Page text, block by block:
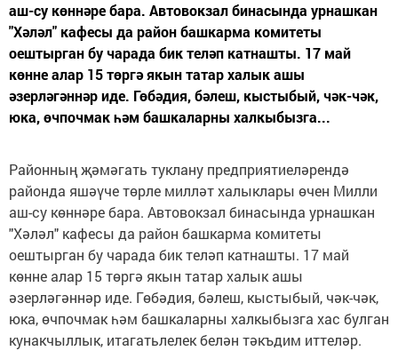
аш-су көннәре бара. Автовокзал бинасында урнашкан
"Хәләл" кафесы да район башкарма комитеты
оештырган бу чарада бик теләп катнашты. 17 май
көнне алар 15 төргә якын татар халык ашы
әзерләгәннәр иде. Гөбәдия, бәлеш, кыстыбый, чәк-чәк,
юка, өчпочмак һәм башкаларны халкыбызга...
Районның җәмәгать туклану предприятиеләрендә
районда яшәүче төрле милләт халыклары өчен Милли
аш-су көннәре бара. Автовокзал бинасында урнашкан
"Хәләл" кафесы да район башкарма комитеты
оештырган бу чарада бик теләп катнашты. 17 май
көнне алар 15 төргә якын татар халык ашы
әзерләгәннәр иде. Гөбәдия, бәлеш, кыстыбый, чәк-чәк,
юка, өчпочмак һәм башкаларны халкыбызга хас булган
кунакчыллык, итагатьлелек белән тәкъдим иттеләр.